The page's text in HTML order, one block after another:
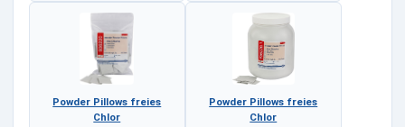
Powder Pillows freies
Chlor
Powder Pillows freies
Chlor